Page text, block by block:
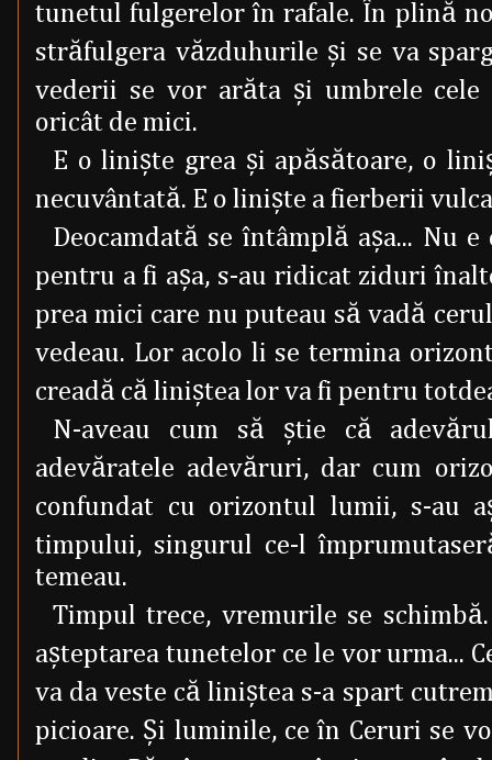
tunetul fulgerelor în rafale. În plină
străfulgera văzduhurile şi se va
vederii se vor arăta şi umbrele
oricât de mici.
E o linişte grea şi apăsătoare, o
necuvântată. E o linişte a fierberii
Deocamdată se întâmplă aşa... Nu
pentru a fi aşa, s-au ridicat ziduri
prea mici care nu puteau să vadă
vedeau. Lor acolo li se termina
creadă că liniştea lor va fi pentru
N-aveau cum să ştie că
adevăratele adevăruri, dar cum
confundat cu orizontul lumii, s-au
timpului, singurul ce-l
temeau.
Timpul trece, vremurile se
aşteptarea tunetelor ce le vor urma...
va da veste că liniştea s-a spart
picioare. Şi luminile, ce în Ceruri se